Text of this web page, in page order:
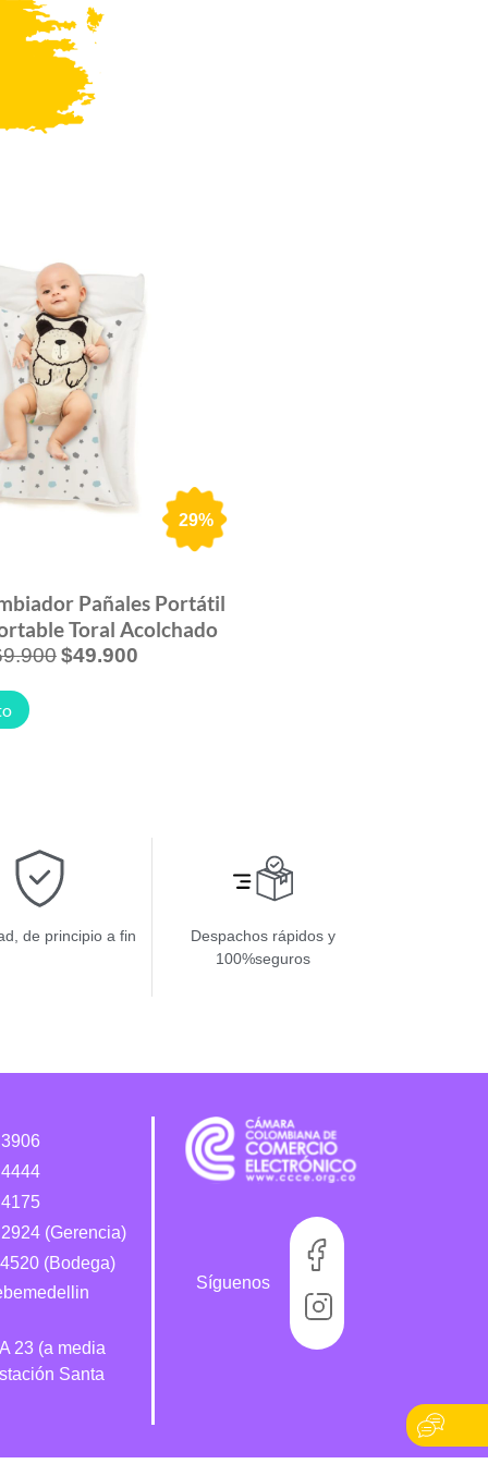
29%
Pañales Portátil
Toral Acolchado
$49.900
de principio a fin
Despachos rápidos y
100%seguros
(Gerencia)
(Bodega)
23 (a media
Santa
Síguenos